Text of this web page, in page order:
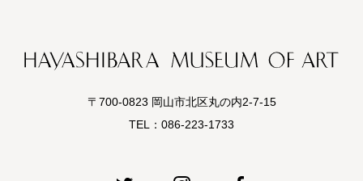
〒700-0823 岡山市北区丸の内2-7-15
TEL： 086-223-1733